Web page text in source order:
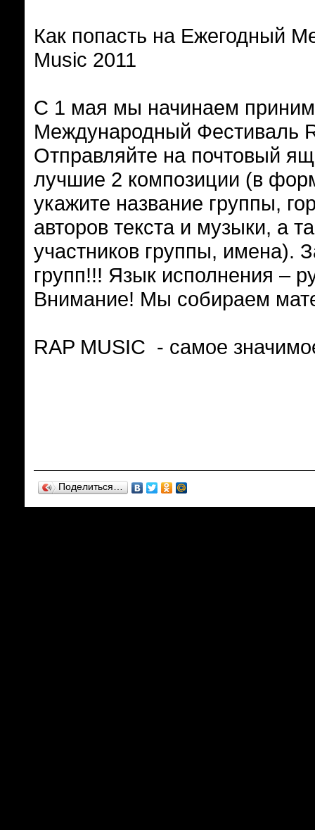
Как попасть на Ежегодный
Music 2011
С 1 мая мы начинаем
Международный Фестиваль
Отправляйте на почтовый
лучшие 2 композиции (в
укажите название группы,
авторов текста и музыки, а
участников группы, имена).
групп!!! Язык исполнения –
Внимание! Мы собираем
RAP MUSIC - самое
Поделиться…